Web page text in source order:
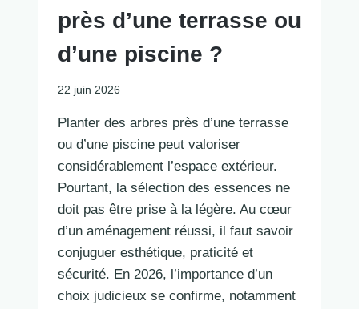
près d’une terrasse ou
d’une piscine ?
22 juin 2026
Planter des arbres près d’une terrasse
ou d’une piscine peut valoriser
considérablement l’espace extérieur.
Pourtant, la sélection des essences ne
doit pas être prise à la légère. Au cœur
d’un aménagement réussi, il faut savoir
conjuguer esthétique, praticité et
sécurité. En 2026, l’importance d’un
choix judicieux se confirme, notamment